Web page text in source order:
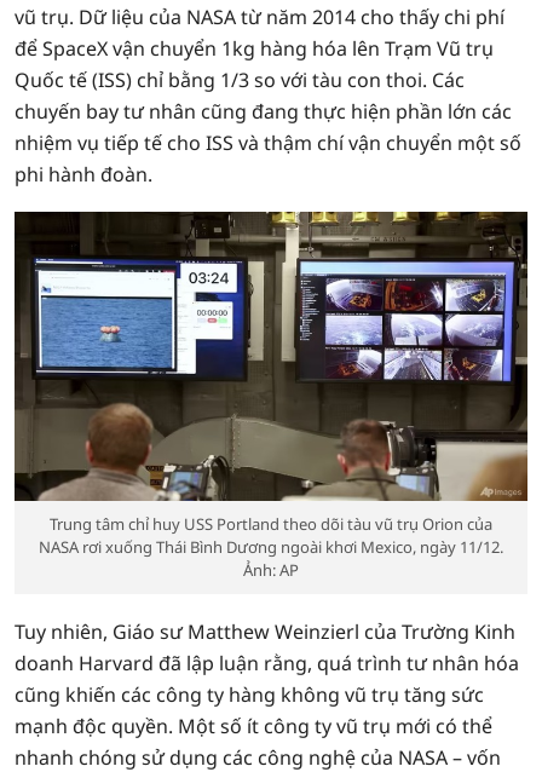
vũ trụ. Dữ liệu của NASA từ năm 2014 cho thấy chi phí
để SpaceX vận chuyển 1kg hàng hóa lên Trạm Vũ trụ
Quốc tế (ISS) chỉ bằng 1/3 so với tàu con thoi. Các
chuyến bay tư nhân cũng đang thực hiện phần lớn các
nhiệm vụ tiếp tế cho ISS và thậm chí vận chuyển một số
phi hành đoàn.
Trung tâm chỉ huy USS Portland theo dõi tàu vũ trụ Orion của
NASA rơi xuống Thái Bình Dương ngoài khơi Mexico, ngày 11/12.
Ảnh: AP
Tuy nhiên, Giáo sư Matthew Weinzierl của Trường Kinh
doanh Harvard đã lập luận rằng, quá trình tư nhân hóa
cũng khiến các công ty hàng không vũ trụ tăng sức
mạnh độc quyền. Một số ít công ty vũ trụ mới có thể
nhanh chóng sử dụng các công nghệ của NASA – vốn